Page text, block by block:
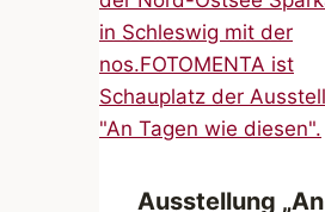
Ausstellung „An